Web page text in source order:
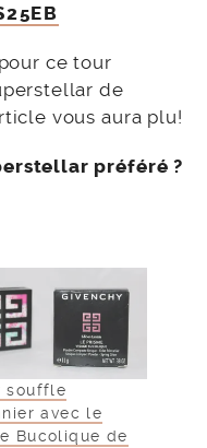
ce tour
de
vous aura plu!
préféré ?
souffle
avec le
Bucolique de